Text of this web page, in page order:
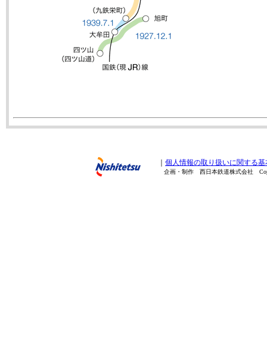
個人情報の取り扱いに関する基
企画・制作 西日本鉄道株式会社